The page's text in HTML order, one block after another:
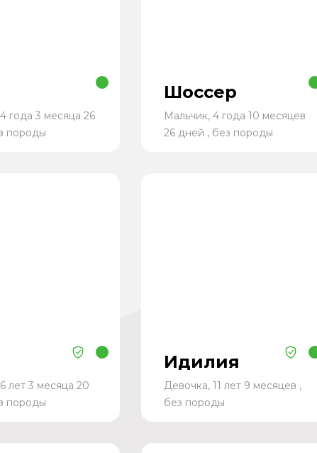
года 3 месяца 26
породы
Шоссер
Мальчик, 4 года 10 месяцев
26 дней , без породы
лет 3 месяца 20
породы
Идилия
Девочка, 11 лет 9 месяцев ,
без породы